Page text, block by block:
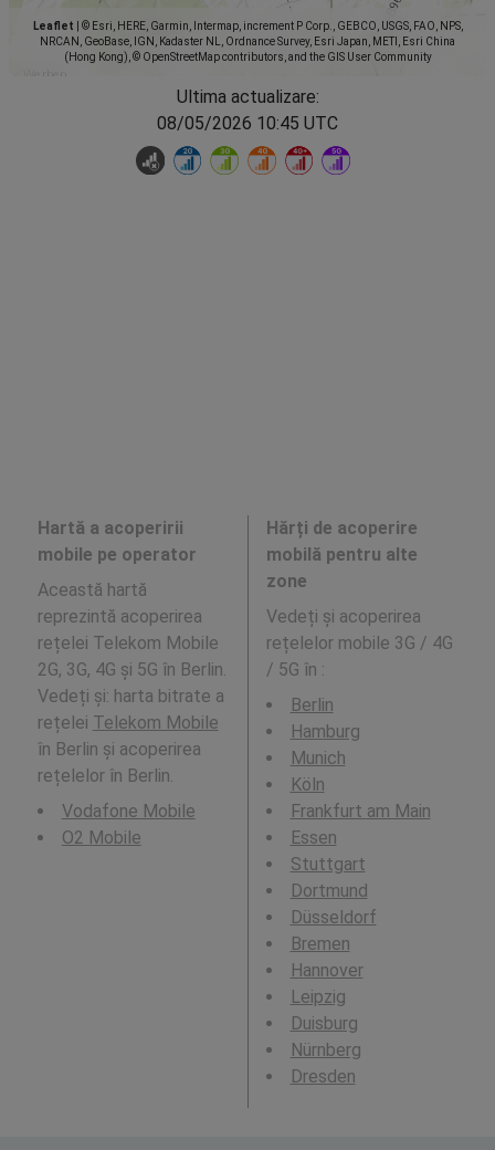
Leaflet
© Esri, HERE, Garmin, Intermap, increment P Corp., GEBCO, USGS, FAO, NPS,
NRCAN, GeoBase, IGN, Kadaster NL, Ordnance Survey, Esri Japan, METI, Esri China
(Hong Kong), © OpenStreetMap contributors, and the GIS User Community
Ultima actualizare:
08/05/2026 10:45 UTC
Hartă a acoperirii
mobile pe operator
Această hartă
reprezintă acoperirea
rețelei Telekom Mobile
2G, 3G, 4G și 5G în Berlin.
Vedeți și: harta bitrate a
rețelei Telekom Mobile
în Berlin și acoperirea
rețelelor în Berlin.
Vodafone Mobile
O2 Mobile
Hărți de acoperire
mobilă pentru alte
zone
Vedeți și acoperirea
rețelelor mobile 3G / 4G
/ 5G în :
Berlin
Hamburg
Munich
Köln
Frankfurt am Main
Essen
Stuttgart
Dortmund
Düsseldorf
Bremen
Hannover
Leipzig
Duisburg
Nürnberg
Dresden